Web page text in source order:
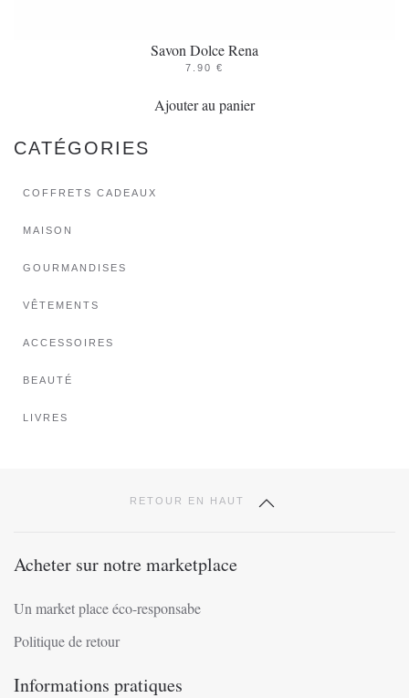
Savon Dolce Rena
7.90 €
Ajouter au panier
CATÉGORIES
COFFRETS CADEAUX
MAISON
GOURMANDISES
VÊTEMENTS
ACCESSOIRES
BEAUTÉ
LIVRES
RETOUR EN HAUT
Acheter sur notre marketplace
Un market place éco-responsabe
Politique de retour
Informations pratiques